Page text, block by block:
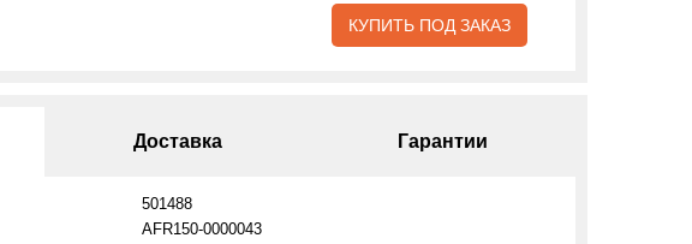
КУПИТЬ ПОД ЗАКАЗ
Доставка Гарантии
501488
AFR150-0000043